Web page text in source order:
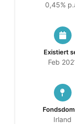
0,45%
Existiert
Feb
Irland